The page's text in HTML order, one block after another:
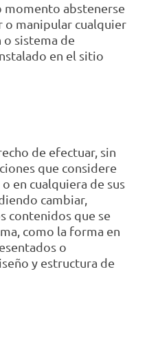
momento abstenerse
o manipular cualquier
sistema de
en el sitio
de efectuar, sin
que considere
en cualquiera de sus
cambiar,
contenidos que se
como la forma en
o
y estructura de